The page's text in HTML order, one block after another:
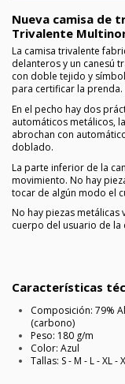
Nueva camisa de
Trivalente
La camisa trivalente
delanteros y un canesú
con doble tejido y
para certificar la prenda.
En el pecho hay dos
automáticos metálicos,
abrochan con
doblado.
La parte inferior de la
movimiento. No hay
tocar de algún modo el
No hay piezas
cuerpo del usuario de la
Características
Composición: 79%
(carbono)
Peso: 180 g/m
Color: Azul
Tallas: S - M - L - XL -